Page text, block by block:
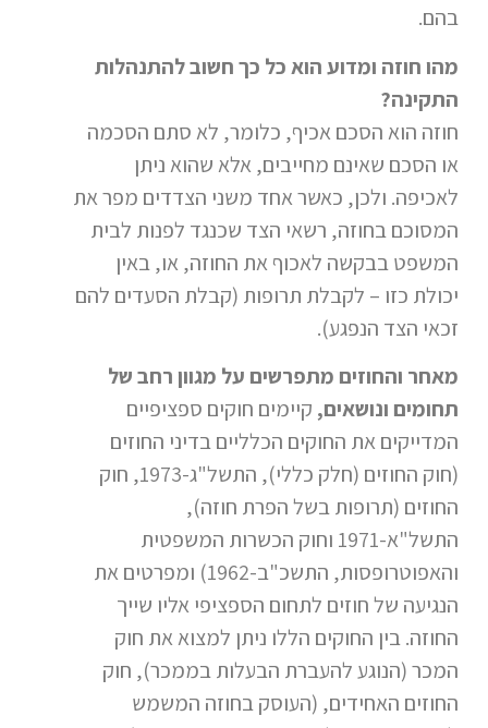
בהם.
מהו חוזה ומדוע הוא כל כך חשוב להתנהלות
התקינה?
חוזה הוא הסכם אכיף, כלומר, לא סתם הסכמה
או הסכם שאינם מחייבים, אלא שהוא ניתן
לאכיפה. ולכן, כאשר אחד משני הצדדים מפר את
המסוכם בחוזה, רשאי הצד שכנגד לפנות לבית
המשפט בבקשה לאכוף את החוזה, או, באין
יכולת כזו – לקבלת תרופות (קבלת הסעדים להם
זכאי הצד הנפגע).
מאחר והחוזים מתפרשים על מגוון רחב של
תחומים ונושאים, קיימים חוקים ספציפיים
המדייקים את החוקים הכלליים בדיני החוזים
(חוק החוזים (חלק כללי), התשל"ג-1973, חוק
החוזים (תרופות בשל הפרת חוזה),
התשל"א-1971 וחוק הכשרות המשפטית
והאפוטרופסות, התשכ"ב-1962) ומפרטים את
הנגיעה של חוזים לתחום הספציפי אליו שייך
החוזה. בין החוקים הללו ניתן למצוא את חוק
המכר (הנוגע להעברת הבעלות בממכר), חוק
החוזים האחידים, (העוסק בחוזה המשמש